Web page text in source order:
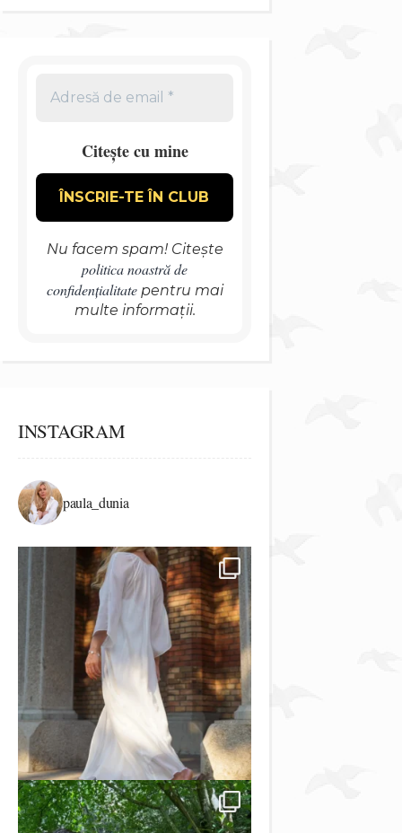
Citește cu mine
Nu facem spam! Citește
politica noastră de
confidențialitatepentru mai
multe informații.
INSTAGRAM
paula_dunia